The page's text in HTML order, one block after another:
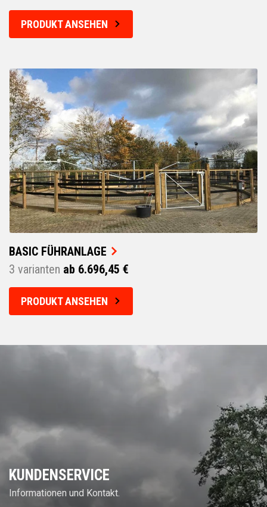
PRODUKT ANSEHEN
BASIC FÜHRANLAGE
3 varianten ab 6.696,45 €
PRODUKT ANSEHEN
KUNDENSERVICE
Informationen und Kontakt.